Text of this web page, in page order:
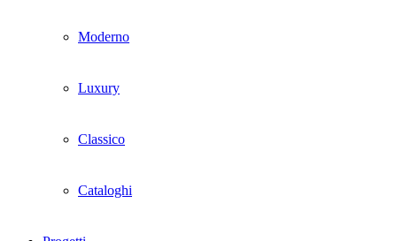
Moderno
Luxury
Classico
Cataloghi